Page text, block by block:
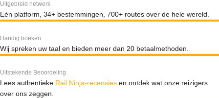
Uitgebreid netwerk
Eén platform, 34+ bestemmingen, 700+ routes over de hele wereld.
Handig boeken
Wij spreken uw taal en bieden meer dan 20 betaalmethoden.
Uitstekende Beoordeling
Lees authentieke Rail Ninja-recensies en ontdek wat onze reizigers
over ons zeggen.